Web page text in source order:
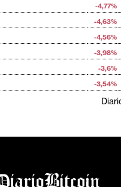
-4,77%
-4,63%
-4,56%
-3,98%
-3,6%
-3,54%